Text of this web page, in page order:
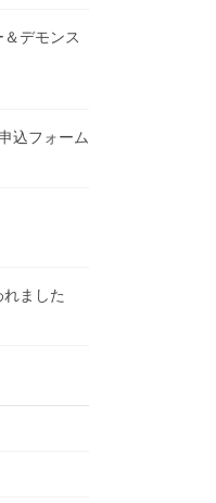
デモンス
込フォーム
ました